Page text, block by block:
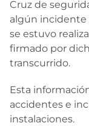
Cruz de
algún incidente
se estuvo
firmado por
transcurrido.
Esta
accidentes e
instalaciones.